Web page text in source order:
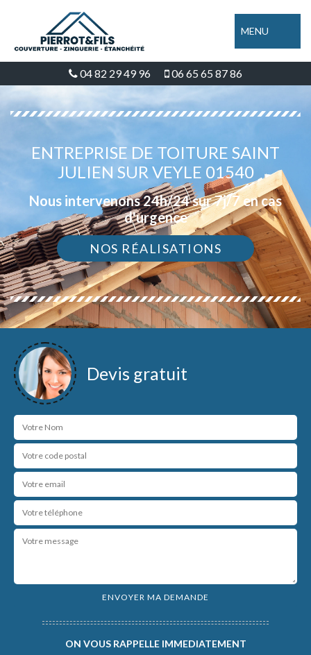
MENU
04 82 29 49 96 06 65 65 87 86
ENTREPRISE DE TOITURE SAINT
JULIEN SUR VEYLE 01540
Nous intervenons 24h/24 sur 7j/7 en cas
d'urgence
NOS RÉALISATIONS
Devis gratuit
ON VOUS RAPPELLE IMMEDIATEMENT